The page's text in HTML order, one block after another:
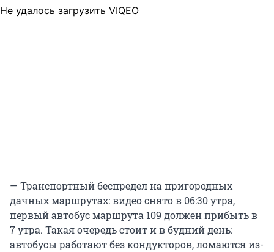
Не удалось загрузить VIQEO
— Транспортный беспредел на пригородных
дачных маршрутах: видео снято в 06:30 утра,
первый автобус маршрута 109 должен прибыть в
7 утра. Такая очередь стоит и в будний день:
автобусы работают без кондукторов, ломаются из-